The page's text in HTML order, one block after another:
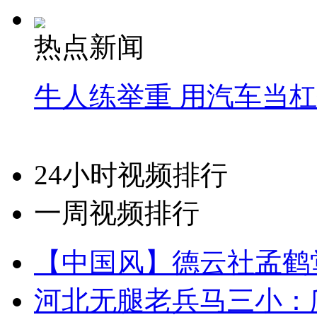
热点新闻
牛人练举重 用汽车当
24小时视频排行
一周视频排行
【中国风】德云社孟
河北无腿老兵马三小